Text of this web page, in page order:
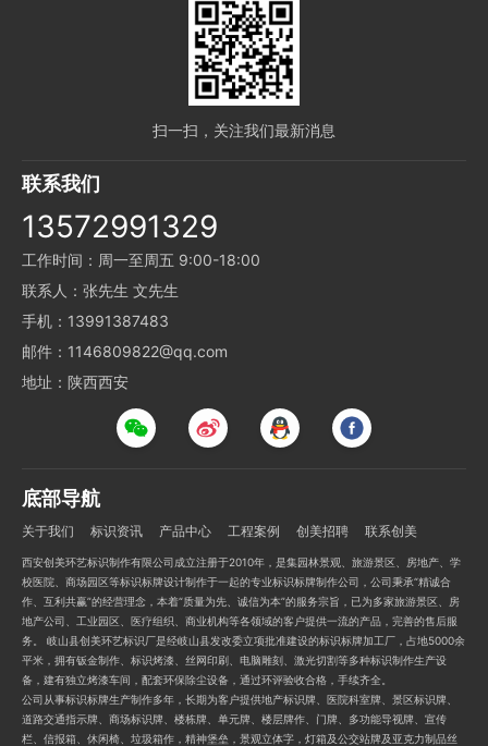
扫一扫，关注我们最新消息
联系我们
13572991329
工作时间：周一至周五 9:00-18:00
联系人：张先生 文先生
手机：13991387483
邮件：1146809822@qq.com
地址：陕西西安
底部导航
关于我们 标识资讯 产品中心 工程案例 创美招聘 联系创美
西安创美环艺标识制作有限公司成立注册于2010年，是集园林景观、旅游景区、房地产、学
校医院、商场园区等标识标牌设计制作于一起的专业标识标牌制作公司，公司秉承“精诚合
作、互利共赢”的经营理念，本着“质量为先、诚信为本”的服务宗旨，已为多家旅游景区、房
地产公司、工业园区、医疗组织、商业机构等各领域的客户提供一流的产品，完善的售后服
务。 岐山县创美环艺标识厂是经岐山县发改委立项批准建设的标识标牌加工厂，占地5000余
平米，拥有钣金制作、标识烤漆、丝网印刷、电脑雕刻、激光切割等多种标识制作生产设
备，建有独立烤漆车间，配套环保除尘设备，通过环评验收合格，手续齐全。
公司从事标识标牌生产制作多年，长期为客户提供地产标识牌、医院科室牌、景区标识牌、
道路交通指示牌、商场标识牌、楼栋牌、单元牌、楼层牌作、门牌、多功能导视牌、宣传
栏、信报箱、休闲椅、垃圾箱作，精神堡垒，景观立体字，灯箱及公交站牌及亚克力制品丝